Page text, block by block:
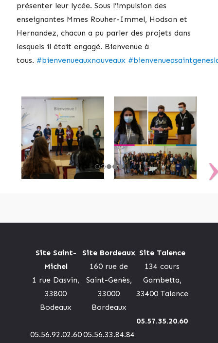
présenter leur lycée. Sous l’impulsion des
enseignantes Mmes Rouher-Immel, Hodson et
Hernandez, chacun a pu parler des projets dans
lesquels il était engagé. Bienvenue à
tous. #bienvenueauxnouveaux
Site Saint-
Michel
1 rue Dasvin,
33800
Bodeaux
05.56.92.02.60
Site Bordeaux
160 rue de
Saint-Genès,
33000
Bordeaux
05.56.33.84.84
Site Talence
134 cours
Gambetta,
33400 Talence
05.57.35.20.60